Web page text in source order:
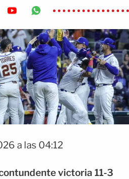
a las 04:12
victoria 11-3